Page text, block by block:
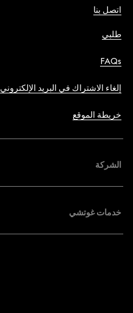
اتصل بنا
طلبي
FAQs
إلغاء الاشتراك في البريد الإلكتروني
خريطة الموقع
الشركة
خدمات غوتشي